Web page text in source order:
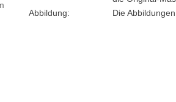
Abbildung:
Die